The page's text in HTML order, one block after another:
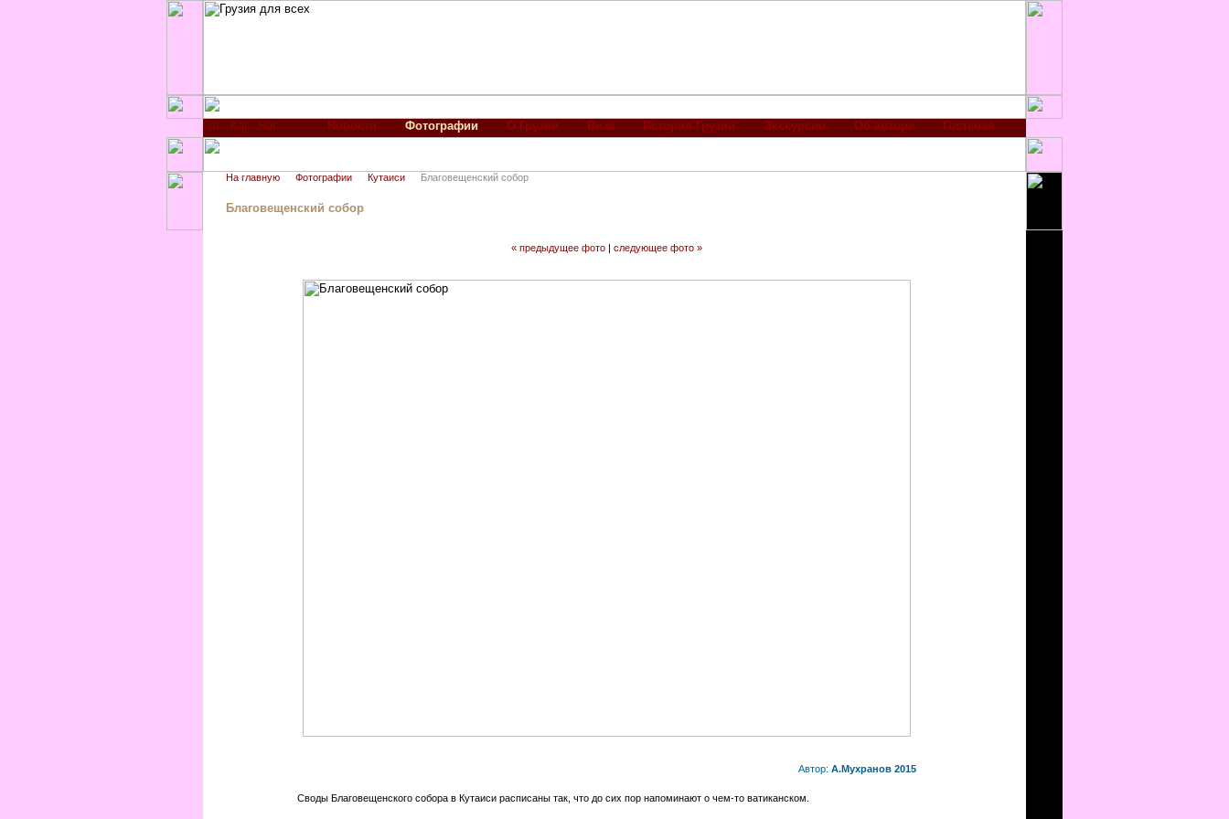
Новости Фотографии О Грузии Виза История Грузии Экскурсии Об авторе Гостевая
На главную Фотографии Кутаиси Благовещенский собор
Благовещенский собор
« предыдущее фото | следующее фото »
Автор: А.Мухранов 2015
Своды Благовещенского собора в Кутаиси расписаны так, что до сих пор напоминают о чем-то ватиканском.